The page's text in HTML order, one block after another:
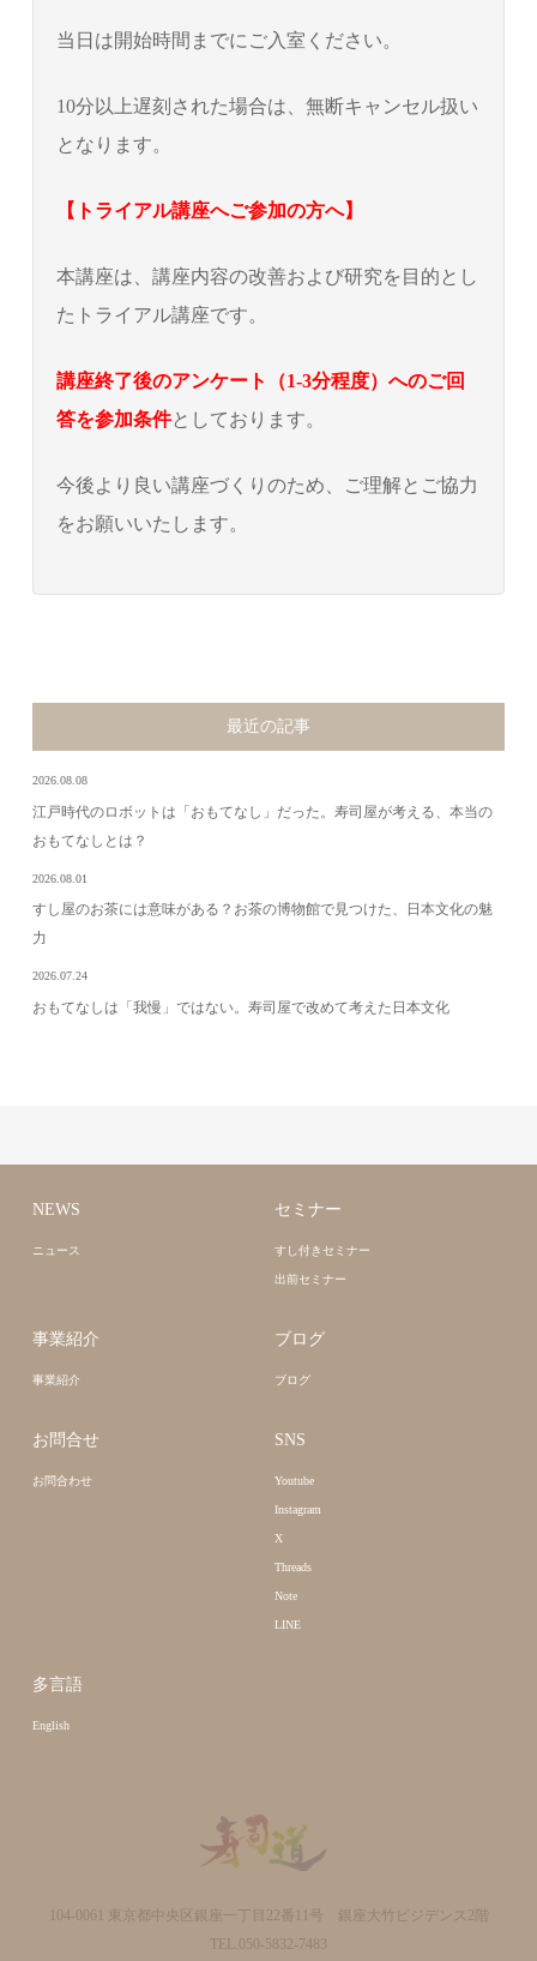
当日は開始時間までにご入室ください。
10分以上遅刻された場合は、無断キャンセル扱い
となります。
【トライアル講座へご参加の方へ】
本講座は、講座内容の改善および研究を目的とし
たトライアル講座です。
講座終了後のアンケート（1-3分程度）へのご回
答を参加条件としております。
今後より良い講座づくりのため、ご理解とご協力
をお願いいたします。
最近の記事
2026.08.08
江戸時代のロボットは「おもてなし」だった。寿司屋が考える、本当の
おもてなしとは？
2026.08.01
すし屋のお茶には意味がある？お茶の博物館で見つけた、日本文化の魅
力
2026.07.24
おもてなしは「我慢」ではない。寿司屋で改めて考えた日本文化
NEWS
ニュース
セミナー
すし付きセミナー
出前セミナー
事業紹介
事業紹介
ブログ
ブログ
お問合せ
お問合わせ
SNS
Youtube
Instagram
X
Threads
Note
LINE
多言語
English
104-0061 東京都中央区銀座一丁目22番11号 銀座大竹ビジデンス2階
TEL.050-5832-7483